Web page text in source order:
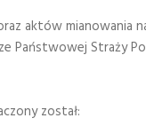
aktów mianowania
Państwowej Straży
został: